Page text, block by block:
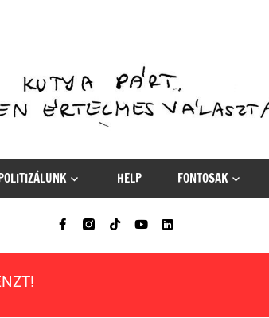
HELP FONTOSAK